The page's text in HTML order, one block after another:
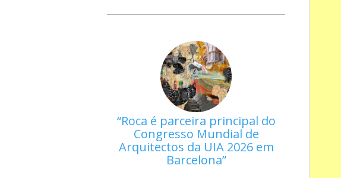
Roca é parceira principal do
Congresso Mundial de
Arquitectos da UIA 2026 em
Barcelona